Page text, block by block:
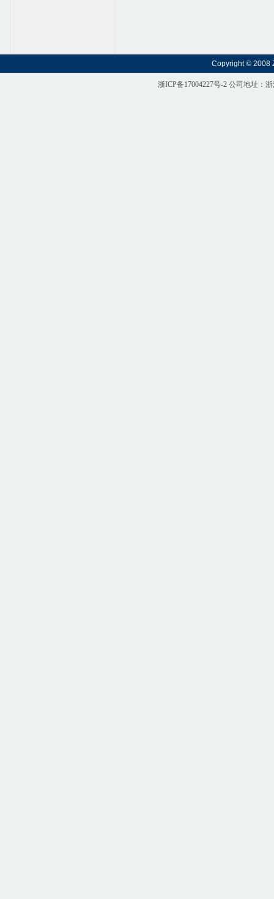
Copyright © 2008
浙ICP备17004227号-2 公司地址：